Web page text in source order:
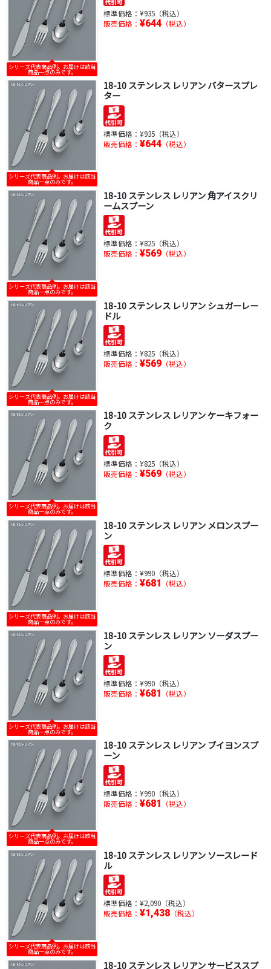
シリーズ代表商品例。お届けは該当
商品一点のみです。
標準価格： ¥935（税込）
販売価格： ¥644（税込）
シリーズ代表商品例。お届けは該当
商品一点のみです。
18-10 ステンレス レリアン バタースプレ
ター
標準価格： ¥935（税込）
販売価格： ¥644（税込）
シリーズ代表商品例。お届けは該当
商品一点のみです。
18-10 ステンレス レリアン 角アイスクリ
ームスプーン
標準価格： ¥825（税込）
販売価格： ¥569（税込）
シリーズ代表商品例。お届けは該当
商品一点のみです。
18-10 ステンレス レリアン シュガーレー
ドル
標準価格： ¥825（税込）
販売価格： ¥569（税込）
シリーズ代表商品例。お届けは該当
商品一点のみです。
18-10 ステンレス レリアン ケーキフォー
ク
標準価格： ¥825（税込）
販売価格： ¥569（税込）
シリーズ代表商品例。お届けは該当
商品一点のみです。
18-10 ステンレス レリアン メロンスプー
ン
標準価格： ¥990（税込）
販売価格： ¥681 （税込）
シリーズ代表商品例。お届けは該当
商品一点のみです。
18-10 ステンレス レリアン ソーダスプー
ン
標準価格： ¥990（税込）
販売価格： ¥681 （税込）
シリーズ代表商品例。お届けは該当
商品一点のみです。
18-10 ステンレス レリアン ブイヨンスプ
ーン
標準価格： ¥990（税込）
販売価格： ¥681 （税込）
シリーズ代表商品例。お届けは該当
商品一点のみです。
18-10 ステンレス レリアン ソースレード
ル
標準価格： ¥2,090（税込）
販売価格： ¥1,438（税込）
18-10 ステンレス レリアン サービススプ